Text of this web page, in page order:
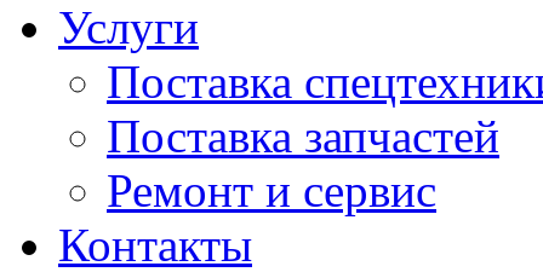
Услуги
Поставка
Поставка запчастей
Ремонт и сервис
Контакты